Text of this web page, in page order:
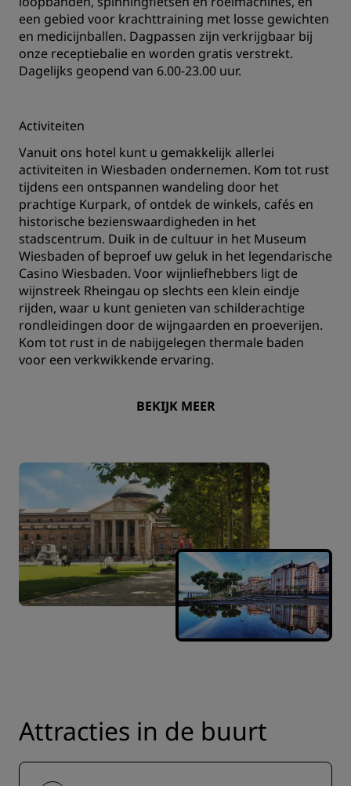
een gebied voor krachttraining met losse gewichten
en medicijnballen. Dagpassen zijn verkrijgbaar bij
onze receptiebalie en worden gratis verstrekt.
Dagelijks geopend van 6.00-23.00 uur.
Activiteiten
‌Vanuit ons hotel kunt u gemakkelijk allerlei
activiteiten in Wiesbaden ondernemen. ‌Kom tot rust
tijdens een ontspannen wandeling door het
prachtige Kurpark, of ontdek de winkels, cafés en
historische bezienswaardigheden in het
stadscentrum. ‌Duik in de cultuur in het Museum
Wiesbaden of beproef uw geluk in het legendarische
Casino Wiesbaden. Voor wijnliefhebbers ligt de
wijnstreek Rheingau op slechts een klein eindje
rijden, waar u kunt genieten van schilderachtige
rondleidingen door de wijngaarden en proeverijen.
‌Kom tot rust in de nabijgelegen thermale baden
voor een verkwikkende ervaring.
BEKIJK MEER
Attracties in de buurt